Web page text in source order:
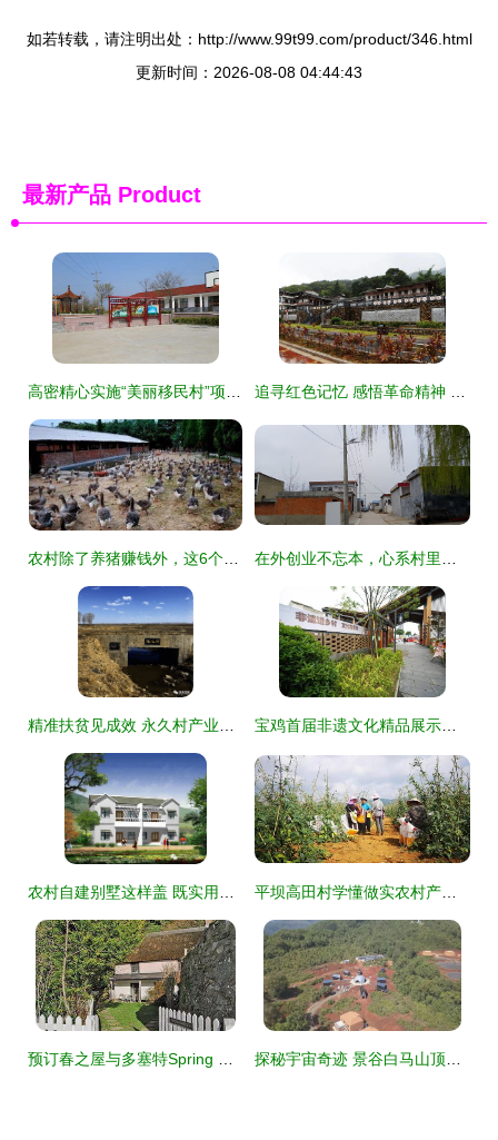
如若转载，请注明出处：http://www.99t99.com/product/346.html
更新时间：2026-08-08 04:44:43
最新产品 Product